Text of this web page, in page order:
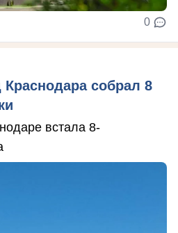
0
собрал 8
встала 8-